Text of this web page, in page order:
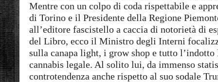
Mentre con un colpo di coda rispettabile e
di Torino e il Presidente della Regione
all’editore fascistello a caccia di notorietà di
del Libro, ecco il Ministro degli Interni
sulla canapa light, i grow shop e tutto l’indotto
cannabis legale. Al solito lui, da immenso
controtendenza anche rispetto al suo sodale